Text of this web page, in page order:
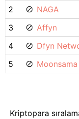
2
NAGA
3
Affyn
4
Dfyn
5
Moonsama
Kriptopara